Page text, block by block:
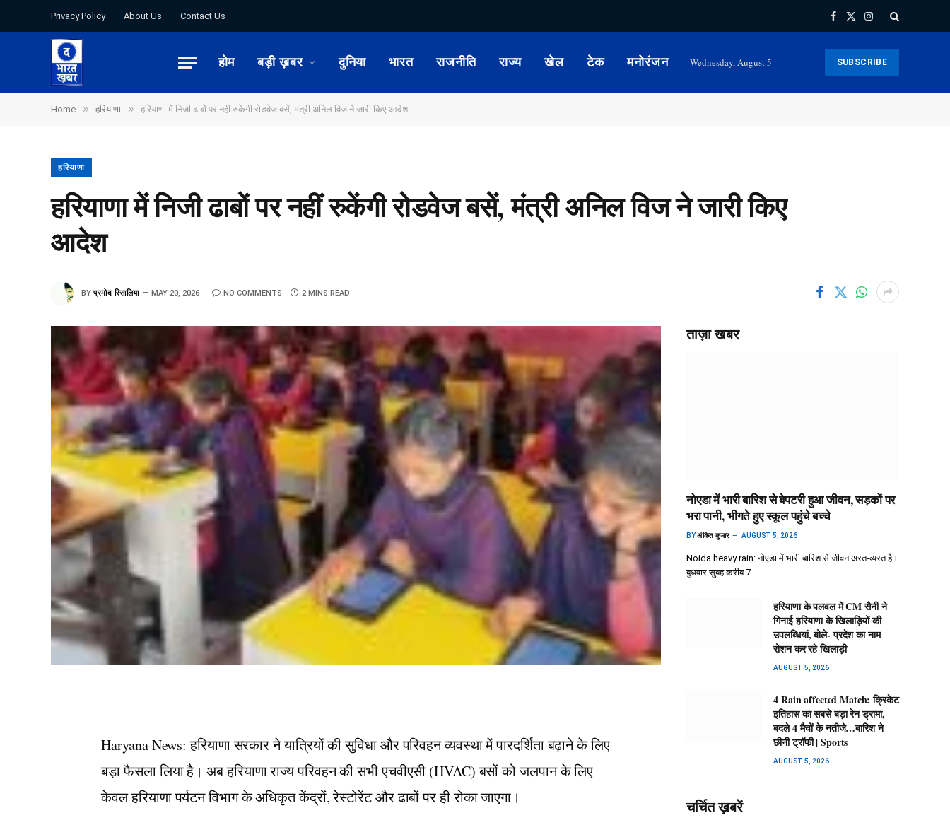
Privacy Policy About Us Contact Us Facebook
X
Instagram
होम बड़ी ख़बर दुनिया भारत राजनीति राज्य खेल टेक मनोरंजन Wednesday, August 5 SUBSCRIBE
Home » हरियाणा » हरियाणा में निजी ढाबों पर नहीं रुकेंगी रोडवेज बसें, मंत्री अनिल विज ने जारी किए आदेश
हरियाणा
हरियाणा में निजी ढाबों पर नहीं रुकेंगी रोडवेज बसें, मंत्री अनिल विज ने जारी किए
आदेश
BY प्रमोद रिसालिया MAY 20, 2026 NO COMMENTS 2 MINS READ
Haryana News: हरियाणा सरकार ने यात्रियों की सुविधा और परिवहन व्यवस्था में पारदर्शिता बढ़ाने के लिए
बड़ा फैसला लिया है। अब हरियाणा राज्य परिवहन की सभी एचवीएसी (HVAC) बसों को जलपान के लिए
केवल हरियाणा पर्यटन विभाग के अधिकृत केंद्रों, रेस्टोरेंट और ढाबों पर ही रोका जाएगा।
ताज़ा खबर
नोएडा में भारी बारिश से बेपटरी हुआ जीवन, सड़कों पर
भरा पानी, भीगते हुए स्कूल पहुंचे बच्चे
BYअंकित कुमार AUGUST 5, 2026
Noida heavy rain: नोएडा में भारी बारिश से जीवन अस्त-व्यस्त है।
बुधवार सुबह करीब 7…
हरियाणा के पलवल में CM सैनी ने
गिनाई हरियाणा के खिलाड़ियों की
उपलब्धियां, बोले- प्रदेश का नाम
रोशन कर रहे खिलाड़ी
AUGUST 5, 2026
4 Rain affected Match: क्रिकेट
इतिहास का सबसे बड़ा रेन ड्रामा,
बदले 4 मैचों के नतीजे…बारिश ने
छीनी ट्रॉफी | Sports
AUGUST 5, 2026
चर्चित ख़बरें